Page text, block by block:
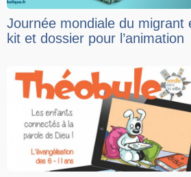
Journée mondiale du migrant
kit et dossier pour l’animation